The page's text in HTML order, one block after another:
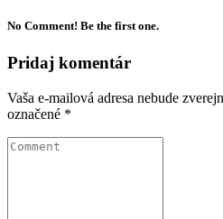
No Comment! Be the first one.
Pridaj komentár
Vaša e-mailová adresa nebude
označené *